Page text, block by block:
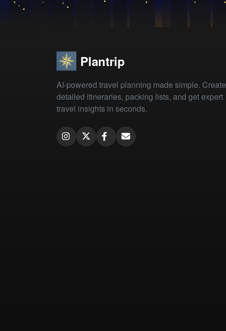
Plantrip
AI-powered travel planning made simple. Create
detailed itineraries, packing lists, and get expert
travel insights in seconds.